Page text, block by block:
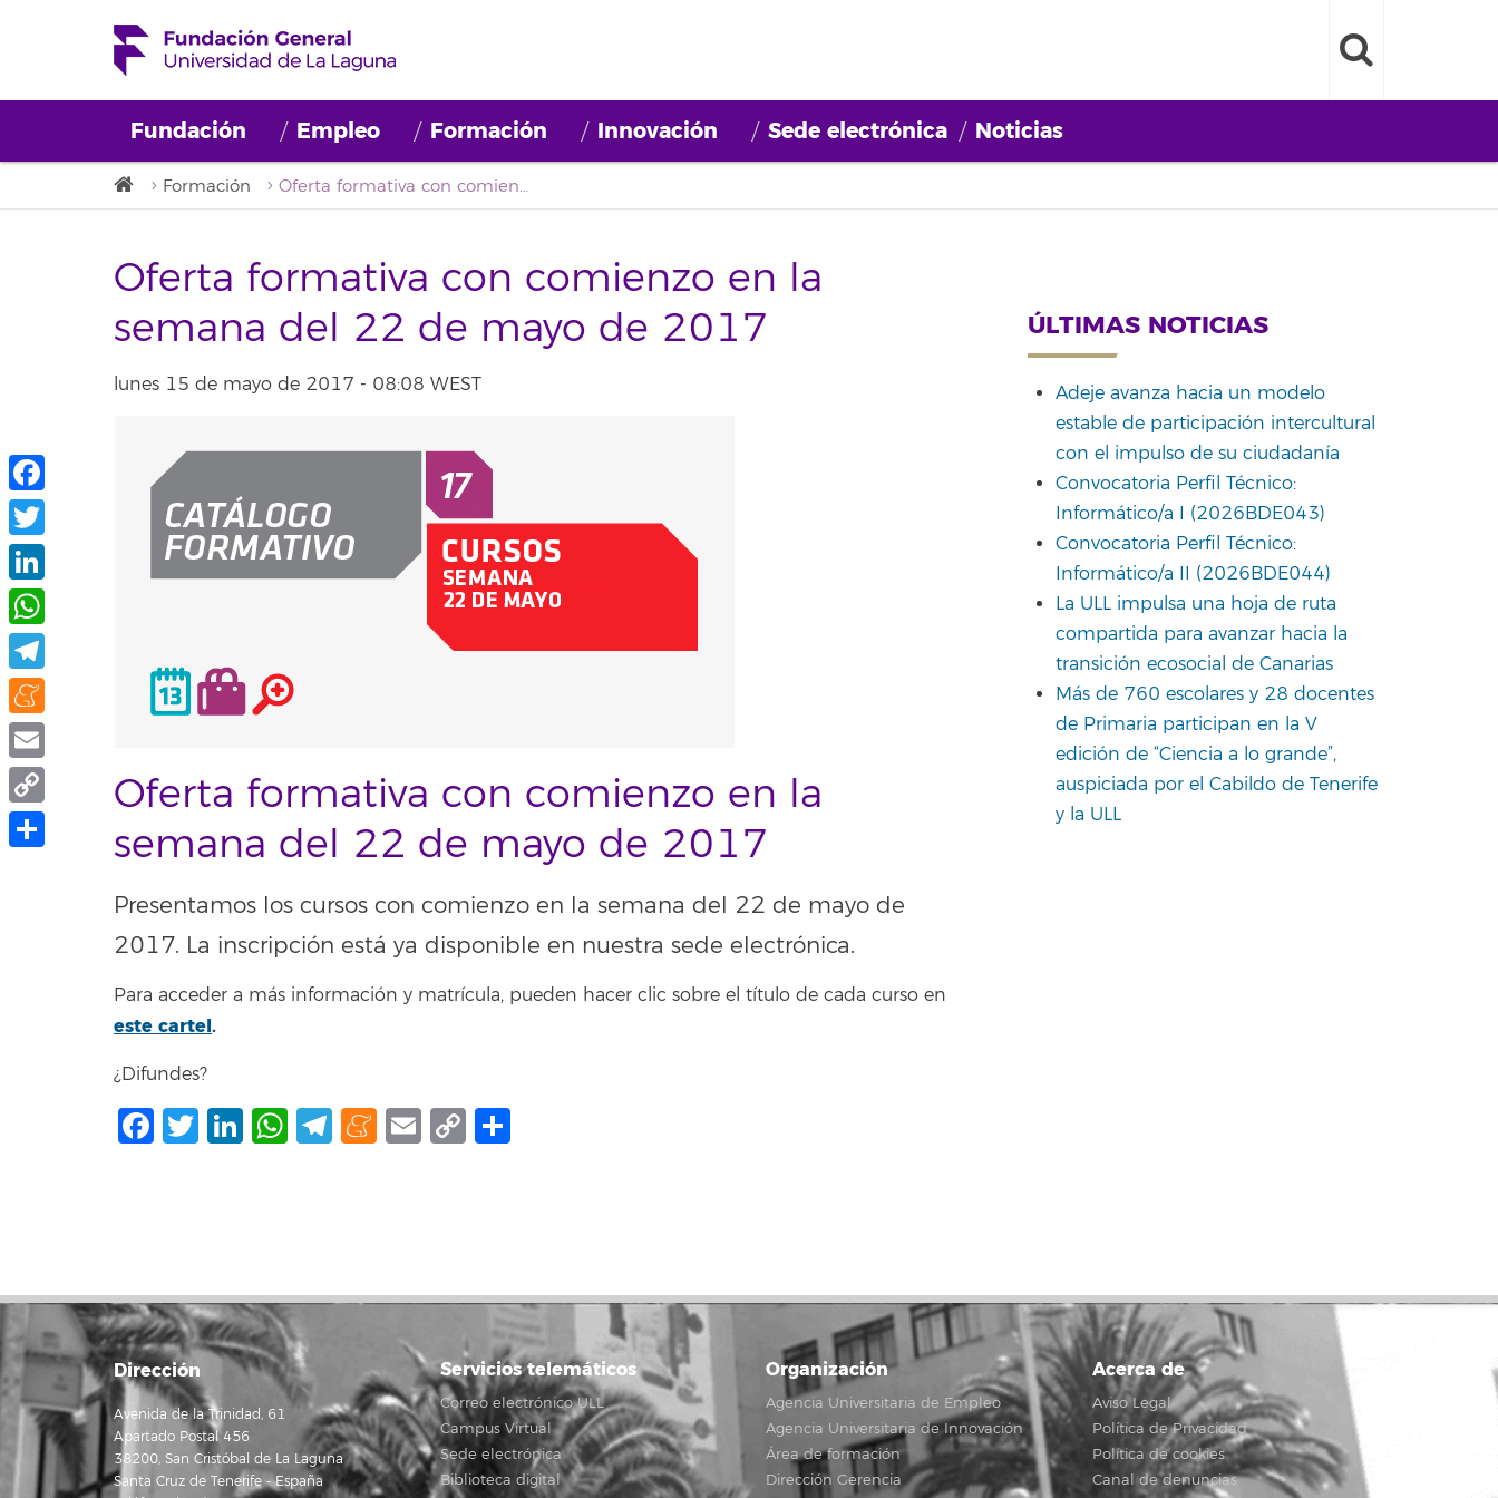
Fundación Empleo Formación Innovación Sede electrónica Noticias
Formación Oferta formativa con comienzo en la semana del 22 de mayo de 2017
Oferta formativa con comienzo en la
semana del 22 de mayo de 2017
lunes 15 de mayo de 2017 - 08:08 WEST
Oferta formativa con comienzo en la
semana del 22 de mayo de 2017
Presentamos los cursos con comienzo en la semana del 22 de mayo de
2017. La inscripción está ya disponible en nuestra sede electrónica.
Para acceder a más información y matrícula, pueden hacer clic sobre el título de cada curso en
este cartel.
¿Difundes?
Facebook
Twitter
LinkedIn
WhatsApp
Telegram
Meneame
Email
Copy
ÚLTIMAS NOTICIAS
Adeje avanza hacia un modelo
estable de participación intercultural
con el impulso de su ciudadanía
Convocatoria Perfil Técnico:
Informático/a I (2026BDE043)
Convocatoria Perfil Técnico:
Informático/a II (2026BDE044)
La ULL impulsa una hoja de ruta
compartida para avanzar hacia la
transición ecosocial de Canarias
Más de 760 escolares y 28 docentes
de Primaria participan en la V
edición de “Ciencia a lo grande”,
auspiciada por el Cabildo de Tenerife
y la ULL
Dirección
Avenida de la Trinidad, 61
Apartado Postal 456
38200, San Cristóbal de La Laguna
Santa Cruz de Tenerife - España
Servicios telemáticos
Correo electrónico ULL
Campus Virtual
Sede electrónica
Biblioteca digital
Organización
Agencia Universitaria de Empleo
Agencia Universitaria de Innovación
Área de formación
Dirección Gerencia
Acerca de
Aviso Legal
Política de Privacidad
Política de cookies
Canal de denuncias
Facebook
Twitter
LinkedIn
WhatsApp
Telegram
Meneame
Email
Copy